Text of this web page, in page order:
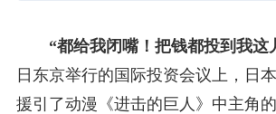
“都给我闭嘴！把钱都投到我这
日东京举行的国际投资会议上，日
援引了动漫《进击的巨人》中主角